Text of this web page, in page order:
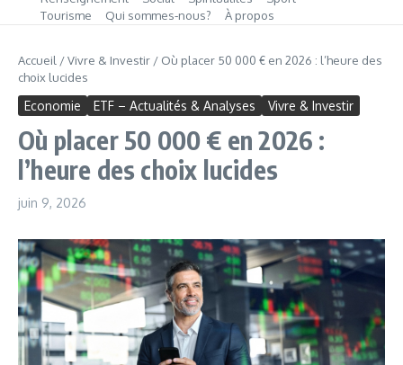
Tourisme
Qui sommes‑nous? À propos
Accueil /Vivre & Investir / Où placer 50 000 € en 2026 : l’heure des
choix lucides
Economie ETF – Actualités & Analyses Vivre & Investir
Où placer 50 000 € en 2026 :
l’heure des choix lucides
juin 9, 2026